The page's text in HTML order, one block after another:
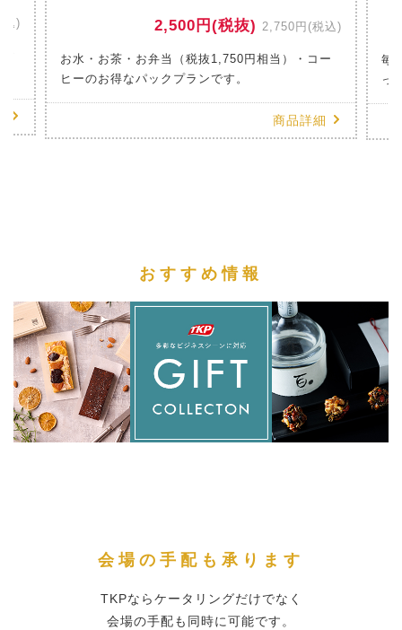
込) 2,500円(税抜) 2,750円(税込)
お水・お茶・お弁当（税抜1,750円相当）・コー
ヒーのお得なパックプランです。
商品詳細
毎
っ
おすすめ情報
会場の手配も承ります
TKPならケータリングだけでなく
会場の手配も同時に可能です。